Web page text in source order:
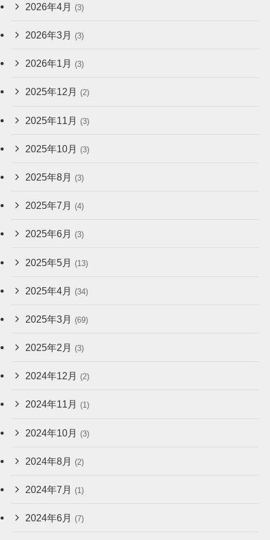
2026年4月 (3)
2026年3月 (3)
2026年1月 (3)
2025年12月 (2)
2025年11月 (3)
2025年10月 (3)
2025年8月 (3)
2025年7月 (4)
2025年6月 (3)
2025年5月 (13)
2025年4月 (34)
2025年3月 (69)
2025年2月 (3)
2024年12月 (2)
2024年11月 (1)
2024年10月 (3)
2024年8月 (2)
2024年7月 (1)
2024年6月 (7)